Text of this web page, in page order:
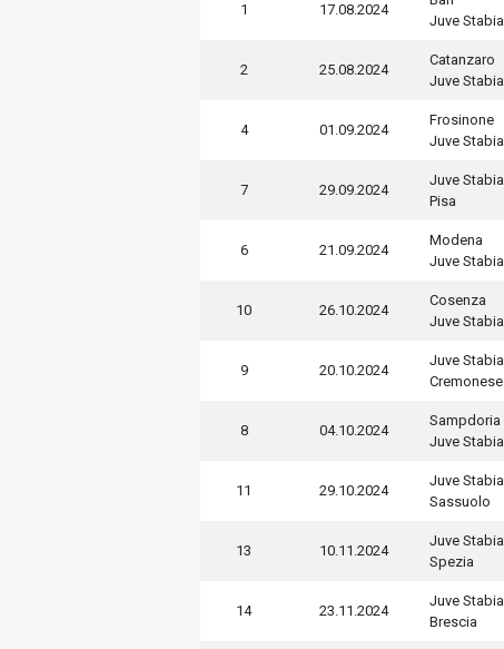
1 17.08.2024
Juve Stabia
2 25.08.2024
Catanzaro
Juve Stabia
4 01.09.2024
Frosinone
Juve Stabia
7 29.09.2024
Juve Stabia
Pisa
6 21.09.2024
Modena
Juve Stabia
10 26.10.2024
Cosenza
Juve Stabia
9 20.10.2024
Juve Stabia
Cremonese
8 04.10.2024
Sampdoria
Juve Stabia
11 29.10.2024
Juve Stabia
Sassuolo
13 10.11.2024
Juve Stabia
Spezia
14 23.11.2024
Juve Stabia
Brescia